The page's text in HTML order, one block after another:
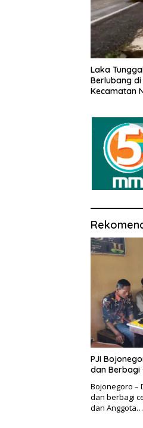
Laka
Berlubang
Kecamatan
PJI
dan Berbagi
Bojonegoro –
dan berbagi
dan Anggota…